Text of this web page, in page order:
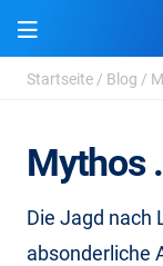
Startseite / Blog /
Mythos
Die Jagd nach
absonderliche